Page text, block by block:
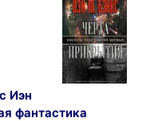
Иэн
фантастика